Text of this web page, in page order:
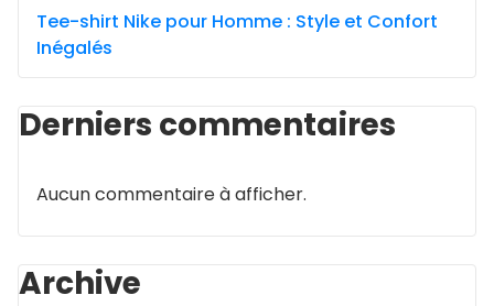
Tee-shirt Nike pour Homme : Style et Confort
Inégalés
Derniers commentaires
Aucun commentaire à afficher.
Archive